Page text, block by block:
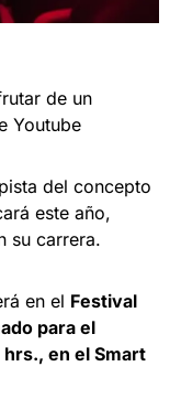
de un
Youtube
del concepto
este año,
su carrera.
en el Festival
para el
en el Smart